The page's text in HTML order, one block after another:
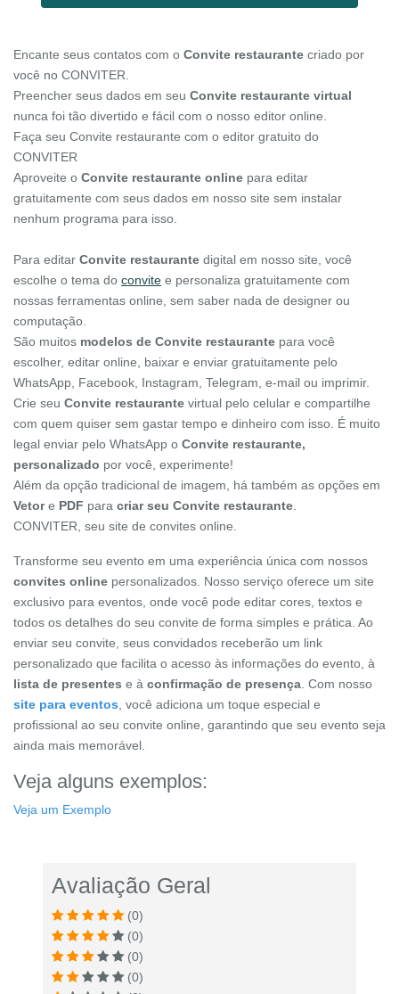
Encante seus contatos com o Convite restaurante criado por
você no CONVITER.
Preencher seus dados em seu Convite restaurante virtual
nunca foi tão divertido e fácil com o nosso editor online.
Faça seu Convite restaurante com o editor gratuito do
CONVITER
Aproveite o Convite restaurante online para editar
gratuitamente com seus dados em nosso site sem instalar
nenhum programa para isso.
Para editar Convite restaurante digital em nosso site, você
escolhe o tema do convite e personaliza gratuitamente com
nossas ferramentas online, sem saber nada de designer ou
computação.
São muitos modelos de Convite restaurante para você
escolher, editar online, baixar e enviar gratuitamente pelo
WhatsApp, Facebook, Instagram, Telegram, e-mail ou imprimir.
Crie seu Convite restaurante virtual pelo celular e compartilhe
com quem quiser sem gastar tempo e dinheiro com isso. É muito
legal enviar pelo WhatsApp o Convite restaurante,
personalizado por você, experimente!
Além da opção tradicional de imagem, há também as opções em
Vetore PDF para criar seu Convite restaurante
CONVITER, seu site de convites online.
Transforme seu evento em uma experiência única com nossos
convites online personalizados. Nosso serviço oferece um site
exclusivo para eventos, onde você pode editar cores, textos e
todos os detalhes do seu convite de forma simples e prática. Ao
enviar seu convite, seus convidados receberão um link
personalizado que facilita o acesso às informações do evento, à
lista de presentes e à confirmação de presença . Com nosso
site para eventos , você adiciona um toque especial e
profissional ao seu convite online, garantindo que seu evento seja
ainda mais memorável.
Veja alguns exemplos:
Veja um Exemplo
Avaliação Geral
(0)
(0)
(0)
(0)